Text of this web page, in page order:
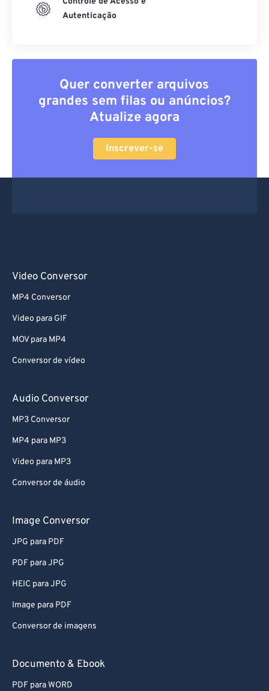
Autenticação
Quer converter arquivos
grandes sem filas ou anúncios?
Atualize agora
Inscrever-se
Video Conversor
MP4 Conversor
Video para GIF
MOV para MP4
Conversor de vídeo
Audio Conversor
MP3 Conversor
MP4 para MP3
Video para MP3
Conversor de áudio
Image Conversor
JPG para PDF
PDF para JPG
HEIC para JPG
Image para PDF
Conversor de imagens
Documento & Ebook
PDF para WORD